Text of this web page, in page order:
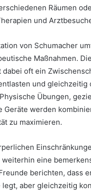
Räumen
und
von Schumacher
Maßnahmen.
dabei oft ein
und gleichzeitig
Übungen,
Geräte werden
zu maximieren.
weiterhin eine
berichten, dass
legt, aber gleichzeitig